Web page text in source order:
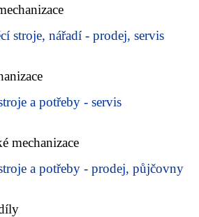
stroje, nářadí - prodej, servis
a potřeby - servis
mechanizace
a potřeby - prodej, půjčovny